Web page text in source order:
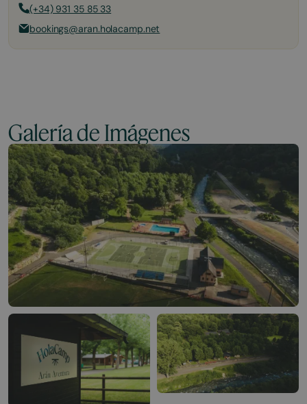
(+34) 931 35 85 33
bookings@aran.holacamp.net
Galería de Imágenes